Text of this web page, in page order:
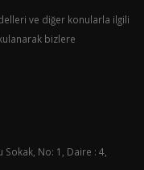
ve diğer konularla ilgili
bizlere
No: 1, Daire : 4,